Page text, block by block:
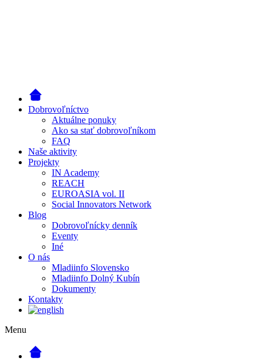
Dobrovoľníctvo
Aktuálne ponuky
Ako sa stať dobrovoľníkom
FAQ
Naše aktivity
Projekty
IN Academy
REACH
EUROASIA vol. II
Social Innovators Network
Blog
Dobrovoľnícky denník
Eventy
Iné
O nás
Mladiinfo Slovensko
Mladiinfo Dolný Kubín
Dokumenty
Kontakty
Menu